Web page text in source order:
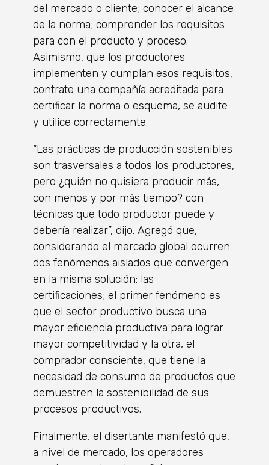
del mercado o cliente; conocer el alcance
de la norma; comprender los requisitos
para con el producto y proceso.
Asimismo, que los productores
implementen y cumplan esos requisitos,
contrate una compañía acreditada para
certificar la norma o esquema, se audite
y utilice correctamente.
“Las prácticas de producción sostenibles
son trasversales a todos los productores,
pero ¿quién no quisiera producir más,
con menos y por más tiempo? con
técnicas que todo productor puede y
debería realizar”, dijo. Agregó que,
considerando el mercado global ocurren
dos fenómenos aislados que convergen
en la misma solución: las
certificaciones; el primer fenómeno es
que el sector productivo busca una
mayor eficiencia productiva para lograr
mayor competitividad y la otra, el
comprador consciente, que tiene la
necesidad de consumo de productos que
demuestren la sostenibilidad de sus
procesos productivos.
Finalmente, el disertante manifestó que,
a nivel de mercado, los operadores